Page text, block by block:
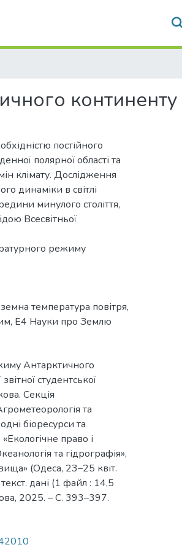
континенту
постійного
полярної області та
клімату. Дослідження
динаміки в світлі
минулого століття,
Всесвітньої
режиму
температура повітря,
, Е4 Науки про Землю
Антарктичного
студентської
Секція
та
біоресурси та
«Екологічне право і
та гідрографія»,
(Одеса, 23–25 квіт.
дані (1 файл : 14,5
2025. – С. 393–397.